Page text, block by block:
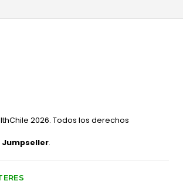
2026. Todos los derechos
Jumpseller.